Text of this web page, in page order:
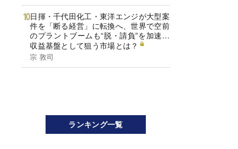
日揮・千代田化工・東洋エンジが大型案
件を「断る経営」に転換へ、世界で空前
のプラントブームも“脱・請負”を加速…
収益基盤として狙う市場とは？
宗 敦司
ランキング一覧